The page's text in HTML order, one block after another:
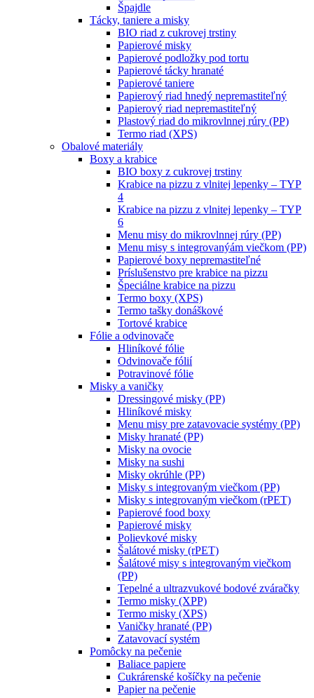
Špajdle
Tácky, taniere a misky
BIO riad z cukrovej trstiny
Papierové misky
Papierové podložky pod tortu
Papierové tácky hranaté
Papierové taniere
Papierový riad hnedý nepremastiteľný
Papierový riad nepremastiteľný
Plastový riad do mikrovlnnej rúry (PP)
Termo riad (XPS)
Obalové materiály
Boxy a krabice
BIO boxy z cukrovej trstiny
Krabice na pizzu z vlnitej lepenky – TYP
4
Krabice na pizzu z vlnitej lepenky – TYP
6
Menu misy do mikrovlnnej rúry (PP)
Menu misy s integrovanýám viečkom (PP)
Papierové boxy nepremastiteľné
Príslušenstvo pre krabice na pizzu
Špeciálne krabice na pizzu
Termo boxy (XPS)
Termo tašky donáškové
Tortové krabice
Fólie a odvinovače
Hliníkové fólie
Odvinovače fólií
Potravinové fólie
Misky a vaničky
Dressingové misky (PP)
Hliníkové misky
Menu misy pre zatavovacie systémy (PP)
Misky hranaté (PP)
Misky na ovocie
Misky na sushi
Misky okrúhle (PP)
Misky s integrovaným viečkom (PP)
Misky s integrovaným viečkom (rPET)
Papierové food boxy
Papierové misky
Polievkové misky
Šalátové misky (rPET)
Šalátové misy s integrovaným viečkom
(PP)
Tepelné a ultrazvukové bodové zváračky
Termo misky (XPP)
Termo misky (XPS)
Vaničky hranaté (PP)
Zatavovací systém
Pomôcky na pečenie
Baliace papiere
Cukrárenské košíčky na pečenie
Papier na pečenie